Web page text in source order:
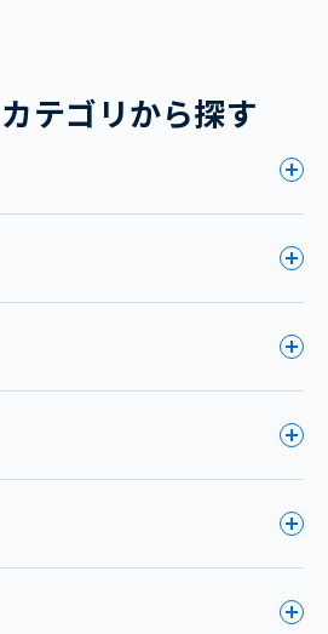
テゴリから探す